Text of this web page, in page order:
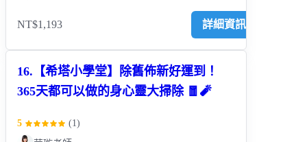
NT$1,193 詳細資訊
16.【希塔小學堂】除舊佈新好運到！
365天都可以做的身心靈大掃除 🧧🧨
5 (1 )